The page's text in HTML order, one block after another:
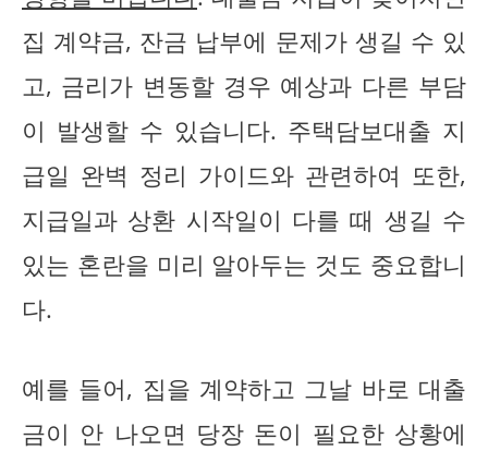
집 계약금, 잔금 납부에 문제가 생길 수 있
고, 금리가 변동할 경우 예상과 다른 부담
이 발생할 수 있습니다. 주택담보대출 지
급일 완벽 정리 가이드와 관련하여 또한,
지급일과 상환 시작일이 다를 때 생길 수
있는 혼란을 미리 알아두는 것도 중요합니
다.
예를 들어, 집을 계약하고 그날 바로 대출
금이 안 나오면 당장 돈이 필요한 상황에